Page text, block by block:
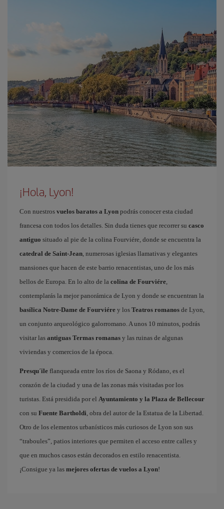
¡Hola, Lyon!
Con nuestros vuelos baratos a Lyon podrás conocer esta ciudad
francesa con todos los detalles. Sin duda tienes que recorrer su casco
antiguo situado al pie de la colina Fourviére, donde se encuentra la
catedral de Saint-Jean, numerosas iglesias llamativas y elegantes
mansiones que hacen de este barrio renacentistas, uno de los más
bellos de Europa. En lo alto de la colina de Fourviére,
contemplarás la mejor panorámica de Lyon y donde se encuentran la
basílica Notre-Dame de Fourviére y los Teatros romanos de Lyon,
un conjunto arqueológico galorromano. A unos 10 minutos, podrás
visitar las antiguas Termas romanas y las ruinas de algunas
viviendas y comercios de la época.
Presqu´ile flanqueada entre los ríos de Saona y Ródano, es el
corazón de la ciudad y una de las zonas más visitadas por los
turistas. Está presidida por el Ayuntamiento y la Plaza de Bellecour
con su Fuente Bartholdi, obra del autor de la Estatua de la Libertad.
Otro de los elementos urbanísticos más curiosos de Lyon son sus
“traboules”, patios interiores que permiten el acceso entre calles y
que en muchos casos están decorados en estilo renacentista.
¡Consigue ya las mejores ofertas de vuelos a Lyon!